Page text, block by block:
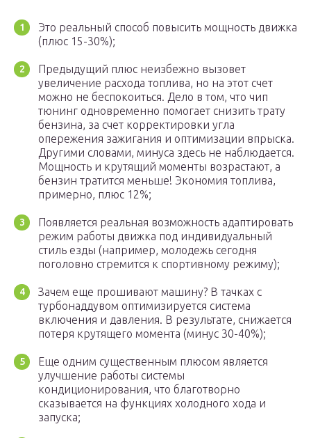
Это реальный способ повысить мощность движка
(плюс 15-30%);
Предыдущий плюс неизбежно вызовет
увеличение расхода топлива, но на этот счет
можно не беспокоиться. Дело в том, что чип
тюнинг одновременно помогает снизить трату
бензина, за счет корректировки угла
опережения зажигания и оптимизации впрыска.
Другими словами, минуса здесь не наблюдается.
Мощность и крутящий моменты возрастают, а
бензин тратится меньше! Экономия топлива,
примерно, плюс 12%;
Появляется реальная возможность адаптировать
режим работы движка под индивидуальный
стиль езды (например, молодежь сегодня
поголовно стремится к спортивному режиму);
Зачем еще прошивают машину? В тачках с
турбонаддувом оптимизируется система
включения и давления. В результате, снижается
потеря крутящего момента (минус 30-40%);
Еще одним существенным плюсом является
улучшение работы системы
кондиционирования, что благотворно
сказывается на функциях холодного хода и
запуска;